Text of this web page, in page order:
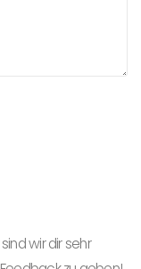
wir dir sehr